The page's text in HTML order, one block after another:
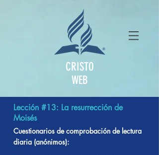
CRISTO
WEB
Lección #13: La resurrección de
Moisés
Cuestionarios de comprobación de lectura
diaria (anónimos):